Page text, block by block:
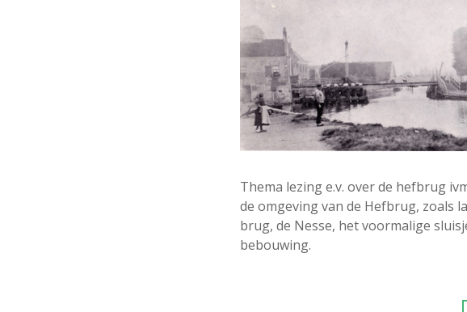
Thema lezing e.v. over de hefbrug
de omgeving van de Hefbrug, zoals
brug, de Nesse, het voormalige
bebouwing.